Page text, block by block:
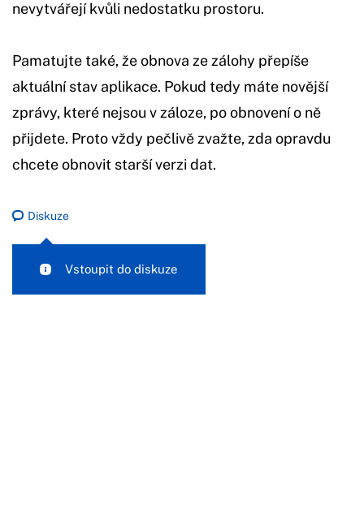
nevytvářejí kvůli nedostatku prostoru.
Pamatujte také, že obnova ze zálohy přepíše
aktuální stav aplikace. Pokud tedy máte novější
zprávy, které nejsou v záloze, po obnovení o ně
přijdete. Proto vždy pečlivě zvažte, zda opravdu
chcete obnovit starší verzi dat.
Diskuze
Vstoupit do diskuze